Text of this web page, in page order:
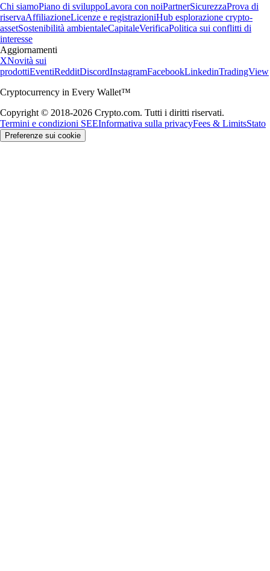
Chi siamoPiano di sviluppoLavora con noiPartnerSicurezzaProva di
riservaAffiliazioneLicenze e registrazioniHub esplorazione crypto-
assetSostenibilità ambientaleCapitaleVerificaPolitica sui conflitti di
interesse
Aggiornamenti
XNovità sui
prodottiEventiRedditDiscordInstagramFacebookLinkedinTradingView
Cryptocurrency in Every Wallet™
Copyright © 2018-2026 Crypto.com. Tutti i diritti riservati.
Termini e condizioni SEEInformativa sulla privacyFees & LimitsStato
Preferenze sui cookie